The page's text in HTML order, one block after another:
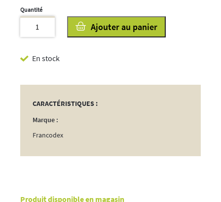
Produit disponible en magasin
En stock
Dimethicone
500ml
Ajouter au panier
CARACTÉRISTIQUES :
Marque :
Francodex